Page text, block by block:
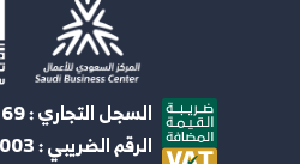
السجل التجاري : 2054100469
الرقم الضريبي : 301270962100003